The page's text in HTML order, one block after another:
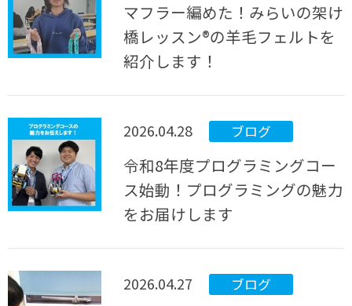
マフラー編めた！みらいの架け
橋レッスン®の羊毛フェルトを
紹介します！
2026.04.28 ブログ
令和8年度プログラミングコー
ス始動！プログラミングの魅力
をお届けします
2026.04.27 ブログ